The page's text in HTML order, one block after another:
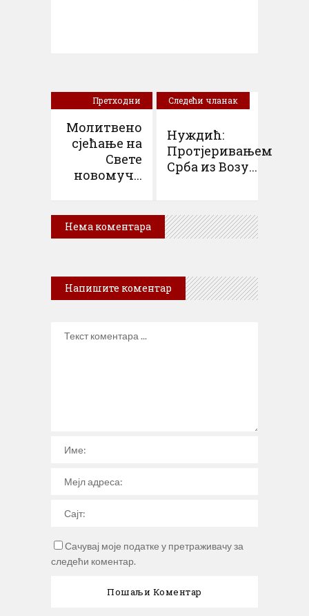
Претходни
Молитвено
сјећање на
Свете
новомуч...
Следећи чланак
Нуждић:
Протјеривањем
Срба из Возу...
Нема коментара
Напишите коментар
Сачувај моје податке у претраживачу за
следећи коментар.